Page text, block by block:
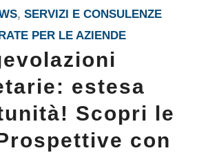
,SERVIZI E CONSULENZE
PER LE AZIENDE
estesa
Scopri le
con